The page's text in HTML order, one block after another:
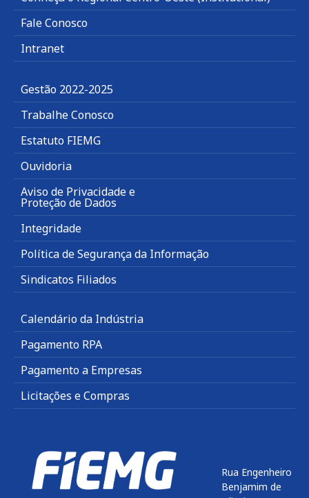
Fale Conosco
Intranet
Gestão 2022-2025
Trabalhe Conosco
Estatuto FIEMG
Ouvidoria
Aviso de Privacidade e
Proteção de Dados
Integridade
Política de Segurança da Informação
Sindicatos Filiados
Calendário da Indústria
Pagamento RPA
Pagamento a Empresas
Licitações e Compras
Rua Engenheiro
Benjamim de